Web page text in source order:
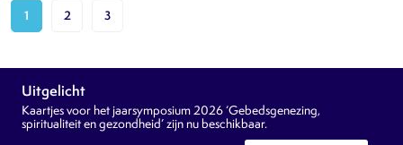
1 2 3
Uitgelicht
Kaartjes voor het jaarsymposium 2026 ‘Gebedsgenezing,
spiritualiteit en gezondheid’ zijn nu beschikbaar.